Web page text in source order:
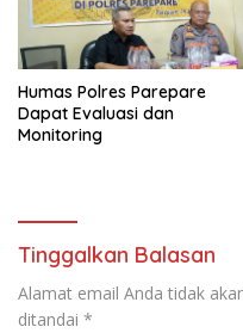
Humas Polres Parepare
Dapat Evaluasi dan
Monitoring
Tinggalkan Balasan
Alamat email Anda tidak
ditandai *